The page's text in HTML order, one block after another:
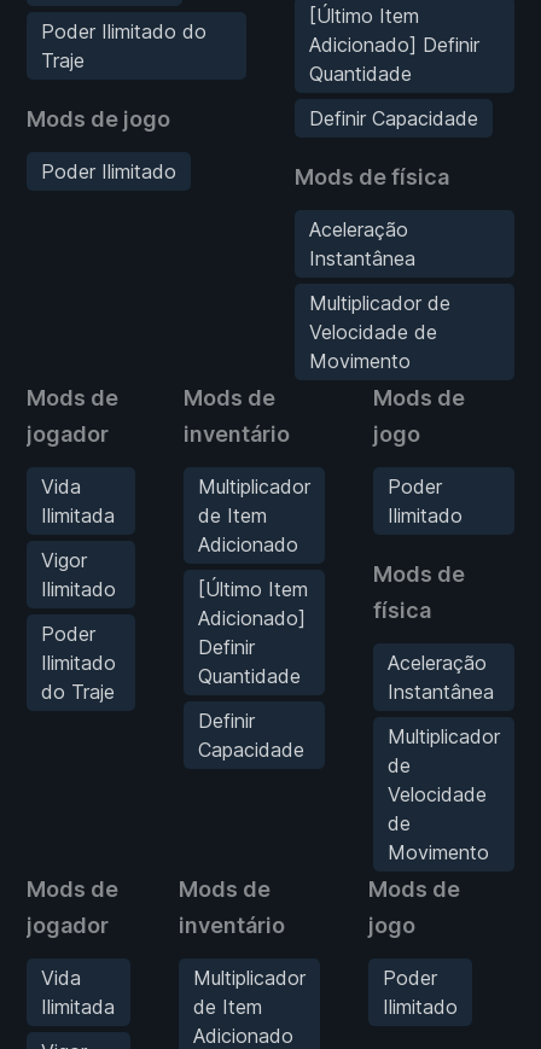
Poder Ilimitado do
Traje
Mods de jogo
Poder Ilimitado
[Último Item
Adicionado] Definir
Quantidade
Definir Capacidade
Mods de física
Aceleração
Instantânea
Multiplicador de
Velocidade de
Movimento
Mods de
jogador
Vida
Ilimitada
Vigor
Ilimitado
Poder
Ilimitado
do Traje
Mods de
inventário
Multiplicador
de Item
Adicionado
[Último Item
Adicionado]
Definir
Quantidade
Definir
Capacidade
Mods de
jogo
Poder
Ilimitado
Mods de
física
Aceleração
Instantânea
Multiplicador
de
Velocidade
de
Movimento
Mods de
jogador
Vida
Ilimitada
Mods de
inventário
Multiplicador
de Item
Adicionado
Mods de
jogo
Poder
Ilimitado